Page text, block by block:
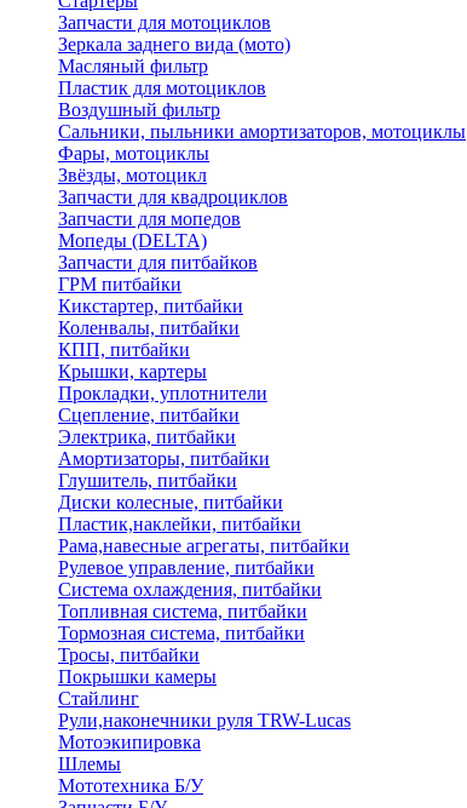
Запчасти для мотоциклов
Зеркала заднего вида (мото)
Масляный фильтр
Пластик для мотоциклов
Воздушный фильтр
Сальники, пыльники амортизаторов, мотоциклы
Фары, мотоциклы
Звёзды, мотоцикл
Запчасти для квадроциклов
Запчасти для мопедов
Мопеды (DELTA)
Запчасти для питбайков
ГРМ питбайки
Кикстартер, питбайки
Коленвалы, питбайки
КПП, питбайки
Крышки, картеры
Прокладки, уплотнители
Сцепление, питбайки
Электрика, питбайки
Амортизаторы, питбайки
Глушитель, питбайки
Диски колесные, питбайки
Пластик,наклейки, питбайки
Рама,навесные агрегаты, питбайки
Рулевое управление, питбайки
Система охлаждения, питбайки
Топливная система, питбайки
Тормозная система, питбайки
Тросы, питбайки
Покрышки камеры
Стайлинг
Рули,наконечники руля TRW-Lucas
Мотоэкипировка
Шлемы
Мототехника Б/У